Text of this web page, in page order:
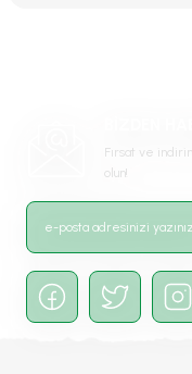
Ürün bilgilerinde
Bu ürüne benzer farklı
Fırsat ve
olun!